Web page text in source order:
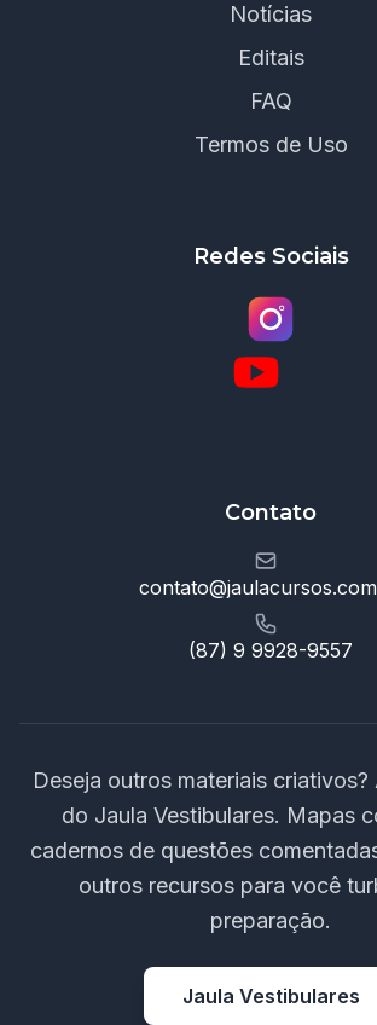
Notícias
Editais
FAQ
Termos de Uso
Redes Sociais
Contato
(87) 9 9928-9557
Deseja outros materiais
do Jaula Vestibulares. Mapas
cadernos de questões
outros recursos para você
preparação.
Jaula Vestibulares